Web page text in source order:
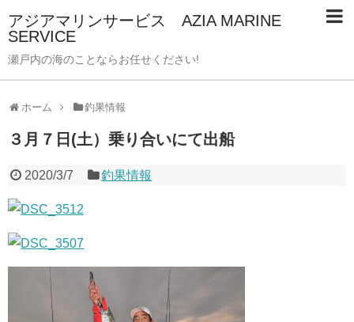
アジアマリンサービス AZIA MARINE
SERVICE
瀬戸内の海のことならお任せください!
ホーム 釣果情報
３月７日(土）乗り合いにて出船
2020/3/7 釣果情報